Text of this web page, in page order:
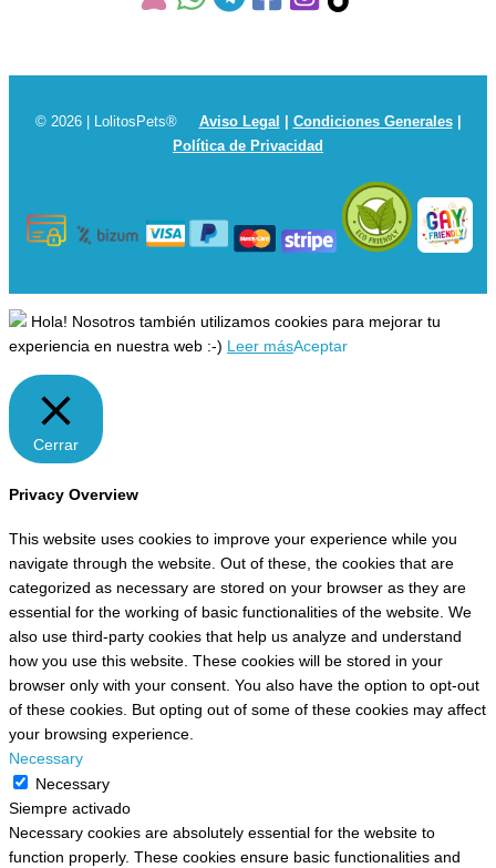
© 2026 | LolitosPets® Aviso Legal | Condiciones Generales|
Política de Privacidad
Hola! Nosotros también utilizamos cookies para mejorar tu
experiencia en nuestra web :-) Leer másAceptar
Cerrar
Privacy Overview
This website uses cookies to improve your experience while you
navigate through the website. Out of these, the cookies that are
categorized as necessary are stored on your browser as they are
essential for the working of basic functionalities of the website. We
also use third-party cookies that help us analyze and understand
how you use this website. These cookies will be stored in your
browser only with your consent. You also have the option to opt-out
of these cookies. But opting out of some of these cookies may affect
your browsing experience.
Necessary
Necessary
Siempre activado
Necessary cookies are absolutely essential for the website to
function properly. These cookies ensure basic functionalities and